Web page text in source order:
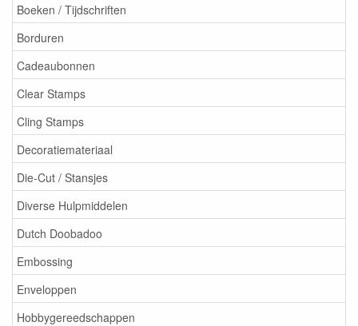
Boeken / Tijdschriften
Borduren
Cadeaubonnen
Clear Stamps
Cling Stamps
Decoratiemateriaal
Die-Cut / Stansjes
Diverse Hulpmiddelen
Dutch Doobadoo
Embossing
Enveloppen
Hobbygereedschappen